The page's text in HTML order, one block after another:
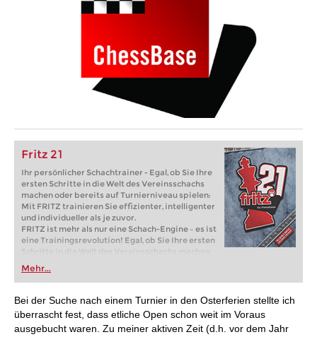
Fritz 21
Ihr persönlicher Schachtrainer - Egal, ob Sie Ihre
ersten Schritte in die Welt des Vereinsschachs
machen oder bereits auf Turnierniveau spielen:
Mit FRITZ trainieren Sie effizienter, intelligenter
und individueller als je zuvor.
FRITZ ist mehr als nur eine Schach-Engine – es ist
eine Trainingsrevolution! Egal, ob Sie Ihre ersten
Schritte in die Welt des Vereinsschachs machen
oder bereits auf Turnierniveau spielen: Mit
FRITZ trainieren Sie effizienter, intelligenter und
individueller als je zuvor.
Mehr...
Bei der Suche nach einem Turnier in den Osterferien stellte ich
überrascht fest, dass etliche Open schon weit im Voraus
ausgebucht waren. Zu meiner aktiven Zeit (d.h. vor dem Jahr